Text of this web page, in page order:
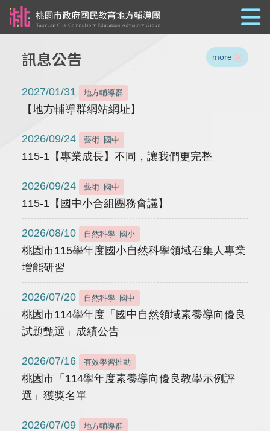
訊息公告 more
2027/01/31 地方輔導群
【地方輔導群網站網址】
2026/09/24 藝術_國中
115-1【專業成長】不同，讓我們更完整
2026/09/24 藝術_國中
115-1【國中小合組團務會議】
2026/08/10 自然科學_國小
桃園市115學年度國小自然科學領域召集人專業
增能研習
2026/07/20 自然科學_國中
桃園市114學年度「國中自然領域素養導向優良
試題甄選」成績公告
2026/07/16 有效學習推動
桃園市「114學年度素養導向優良教學示例評
選」獲獎名單
2026/07/09 地方輔導群